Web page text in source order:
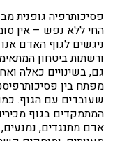
פסיכותרפיה גופנית
החי ללא נפש – אין
ניגשים לגוף האדם
ורשתות ביטחון
גם, בשינויים כאלה
מפתח בין
שעובדים עם הגוף.
המתמקדים בגוף
אדם מתנגדים,